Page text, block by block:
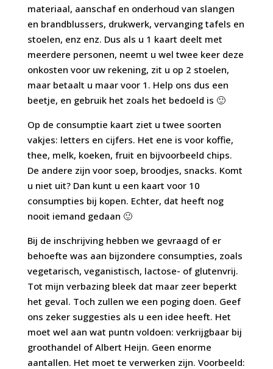
materiaal, aanschaf en onderhoud van slangen
en brandblussers, drukwerk, vervanging tafels en
stoelen, enz enz. Dus als u 1 kaart deelt met
meerdere personen, neemt u wel twee keer deze
onkosten voor uw rekening, zit u op 2 stoelen,
maar betaalt u maar voor 1. Help ons dus een
beetje, en gebruik het zoals het bedoeld is 🙂
Op de consumptie kaart ziet u twee soorten
vakjes: letters en cijfers. Het ene is voor koffie,
thee, melk, koeken, fruit en bijvoorbeeld chips.
De andere zijn voor soep, broodjes, snacks. Komt
u niet uit? Dan kunt u een kaart voor 10
consumpties bij kopen. Echter, dat heeft nog
nooit iemand gedaan 🙂
Bij de inschrijving hebben we gevraagd of er
behoefte was aan bijzondere consumpties, zoals
vegetarisch, veganistisch, lactose- of glutenvrij.
Tot mijn verbazing bleek dat maar zeer beperkt
het geval. Toch zullen we een poging doen. Geef
ons zeker suggesties als u een idee heeft. Het
moet wel aan wat puntn voldoen: verkrijgbaar bij
groothandel of Albert Heijn. Geen enorme
aantallen. Het moet te verwerken zijn. Voorbeeld: